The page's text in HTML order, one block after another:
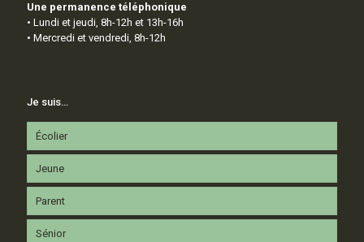
Une permanence téléphonique
• Lundi et jeudi, 8h-12h et 13h-16h
• Mercredi et vendredi, 8h-12h
Je suis…
Écolier
Jeune
Parent
Sénior